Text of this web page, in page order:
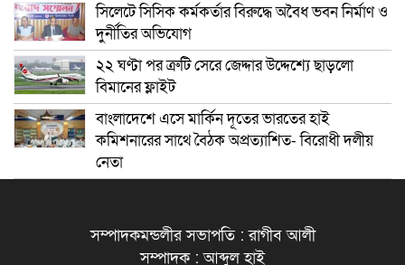
সিলেটে সিসিক কর্মকর্তার বিরুদ্ধে অবৈধ ভবন নির্মাণ ও
দুর্নীতির অভিযোগ
২২ ঘণ্টা পর ত্রুটি সেরে জেদ্দার উদ্দেশ্যে ছাড়লো
বিমানের ফ্লাইট
বাংলাদেশে এসে মার্কিন দূতের ভারতের হাই
কমিশনারের সাথে বৈঠক অপ্রত্যাশিত- বিরোধী দলীয়
নেতা
সম্পাদকমন্ডলীর সভাপতি : রাগীব আলী
সম্পাদক : আব্দুল হাই